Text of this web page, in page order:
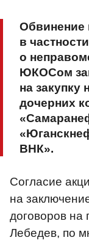
Обвинение
в
о
ЮКОСом
на закупку
дочерних
ВНК».
Согласие
на
договоров на
Лебедев, по